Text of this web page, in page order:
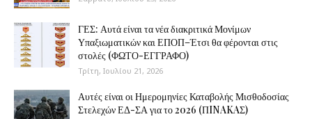
ΓΕΣ: Αυτά είναι τα νέα διακριτικά Μονίμων
Υπαξιωματικών και ΕΠΟΠ–Έτσι θα φέρονται στις
στολές (ΦΩΤΟ-ΕΓΓΡΑΦΟ)
Τρίτη, Ιουλίου 21, 2026
Αυτές είναι οι Ημερομηνίες Καταβολής Μισθοδοσίας
Στελεχών ΕΔ-ΣΑ για το 2026 (ΠINAKAΣ)